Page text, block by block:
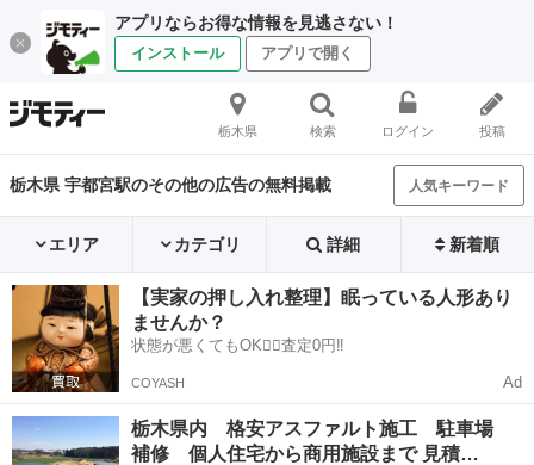
アプリならお得な情報を見逃さない！
インストール アプリで開く
栃木県 検索 ログイン 投稿
栃木県 宇都宮駅のその他の広告の無料掲載 人気キーワード
エリア カテゴリ 詳細 新着順
【実家の押し入れ整理】眠っている人形あり
ませんか？
状態が悪くてもOK🙆‍♀️査定0円‼️
COYASH Ad
栃木県内 格安アスファルト施工 駐車場
補修 個人住宅から商用施設まで 見積…